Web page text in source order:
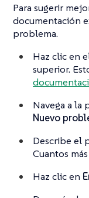
Para sugerir
documentación
problema.
Haz clic en
superior.
Navega a la
Nuevo
Describe el
Cuantos
Haz clic en